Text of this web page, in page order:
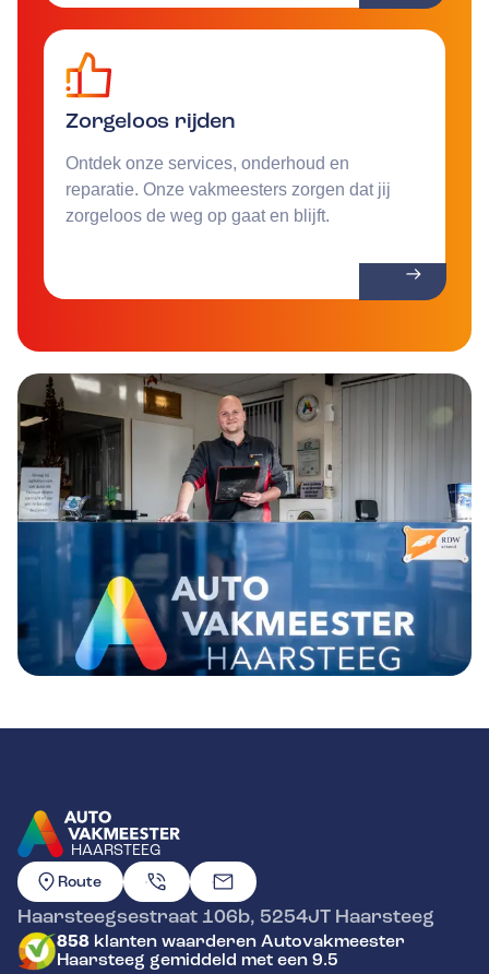
Zorgeloos rijden
Ontdek onze services, onderhoud en
reparatie. Onze vakmeesters zorgen dat jij
zorgeloos de weg op gaat en blijft.
HAARSTEEG
GA NAAR DE HOMEPAGINA
Route
Haarsteegsestraat 106b, 5254JT Haarsteeg
858 klanten waarderen Autovakmeester
Haarsteeg gemiddeld met een 9.5